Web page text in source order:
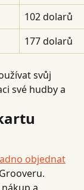
102 dolarů
177 dolarů
svůj
své hudby a
objednat